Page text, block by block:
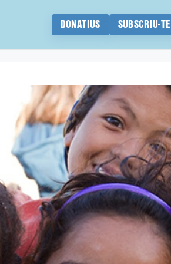
DONATIUS SUBSCRIU-TE